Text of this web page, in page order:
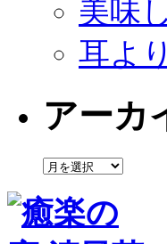
美味
耳よ
アーカ